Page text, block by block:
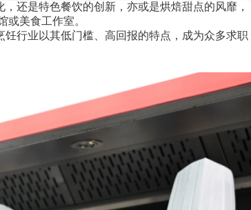
还是特色餐饮的创新，亦或是烘焙甜点的风靡，
美食工作室。
行业以其低门槛、高回报的特点，成为众多求职